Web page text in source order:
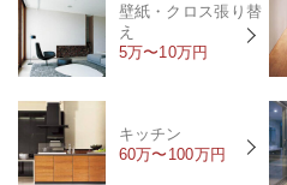
壁紙・クロス張り替
え
5万〜10万円
キッチン
60万〜100万円